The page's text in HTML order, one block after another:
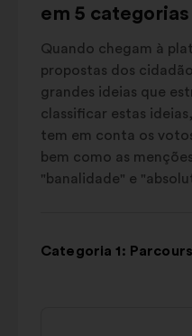
em 5 categorias
Quando chegam à
propostas dos
grandes ideias que
classificar estas
tem em conta os
bem como as
"banalidade" e
Categoria 1: